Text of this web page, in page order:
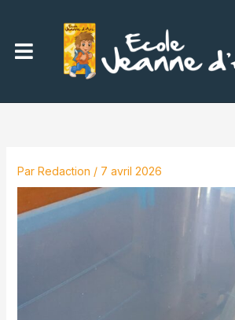
contenu
Menu
Par Redaction / 7 avril 2026